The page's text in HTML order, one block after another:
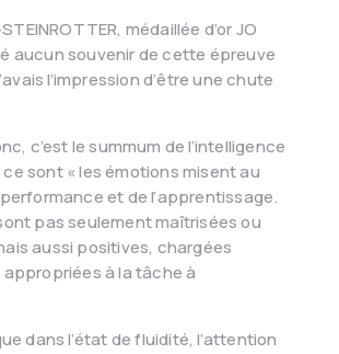
médaillée d’or JO
aucun souvenir de cette épreuve
l’impression d’être une chute
c’est le summum de l’intelligence
sont « les émotions misent au
et de l’apprentissage.
pas seulement maîtrisées ou
aussi positives, chargées
appropriées à la tâche à
dans l’état de fluidité, l’attention